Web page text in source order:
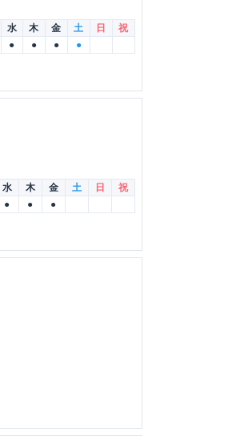
水 木 金 土 日
祝
● ● ● ●
水 木 金 土 日
祝
● ● ●